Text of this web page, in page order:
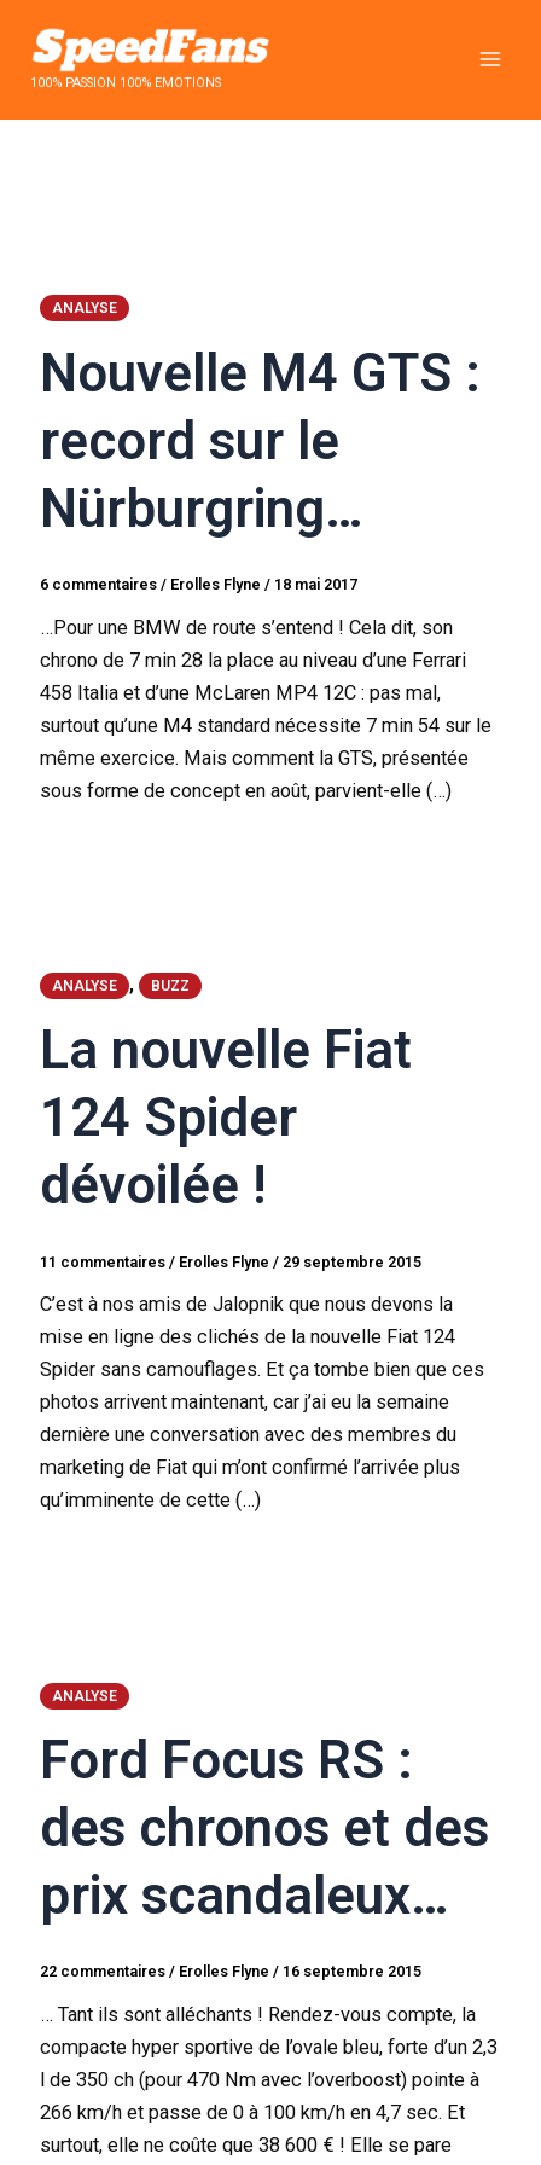
contenu100% PASSION 100% EMOTIONS
ANALYSE
Nouvelle M4 GTS :
record sur le
Nürburgring…
6 commentaires / Erolles Flyne/ 18 mai 2017
…Pour une BMW de route s’entend ! Cela dit, son
chrono de 7 min 28 la place au niveau d’une Ferrari
458 Italia et d’une McLaren MP4 12C : pas mal,
surtout qu’une M4 standard nécessite 7 min 54 sur le
même exercice. Mais comment la GTS, présentée
sous forme de concept en août, parvient-elle (…)
ANALYSE , BUZZ
La nouvelle Fiat
124 Spider
dévoilée !
11 commentaires / Erolles Flyne/ 29 septembre 2015
C’est à nos amis de Jalopnik que nous devons la
mise en ligne des clichés de la nouvelle Fiat 124
Spider sans camouflages. Et ça tombe bien que ces
photos arrivent maintenant, car j’ai eu la semaine
dernière une conversation avec des membres du
marketing de Fiat qui m’ont confirmé l’arrivée plus
qu’imminente de cette (…)
ANALYSE
Ford Focus RS :
des chronos et des
prix scandaleux…
22 commentaires / Erolles Flyne/ 16 septembre 2015
… Tant ils sont alléchants ! Rendez-vous compte, la
compacte hyper sportive de l’ovale bleu, forte d’un 2,3
l de 350 ch (pour 470 Nm avec l’overboost) pointe à
266 km/h et passe de 0 à 100 km/h en 4,7 sec. Et
surtout, elle ne coûte que 38 600 € ! Elle se pare